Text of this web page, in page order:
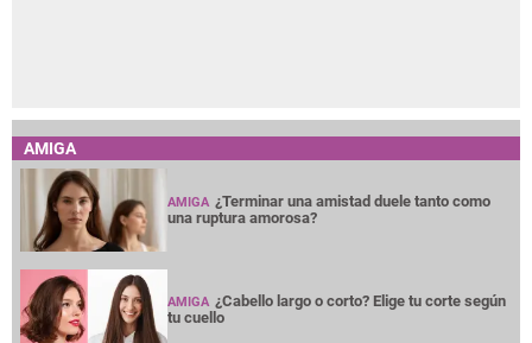
AMIGA
AMIGA ¿Terminar una amistad duele tanto como
una ruptura amorosa?
AMIGA ¿Cabello largo o corto? Elige tu corte según
tu cuello